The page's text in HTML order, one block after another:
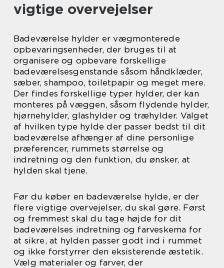
vigtige overvejelser
Badeværelse hylder er vægmonterede
opbevaringsenheder, der bruges til at
organisere og opbevare forskellige
badeværelsesgenstande såsom håndklæder,
sæber, shampoo, toiletpapir og meget mere.
Der findes forskellige typer hylder, der kan
monteres på væggen, såsom flydende hylder,
hjørnehylder, glashylder og træhylder. Valget
af hvilken type hylde der passer bedst til dit
badeværelse afhænger af dine personlige
præferencer, rummets størrelse og
indretning og den funktion, du ønsker, at
hylden skal tjene.
Før du køber en badeværelse hylde, er der
flere vigtige overvejelser, du skal gøre. Først
og fremmest skal du tage højde for dit
badeværelses indretning og farveskema for
at sikre, at hylden passer godt ind i rummet
og ikke forstyrrer den eksisterende æstetik.
Vælg materialer og farver, der